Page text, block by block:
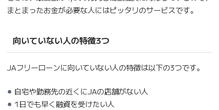
まとまったお金が必要な人にはピッタリのサービスです。
向いていない人の特徴3つ
JAフリーローンに向いていない人の特徴は以下の3つです。
自宅や勤務先の近くにJAの店舗がない人
1日でも早く融資を受けたい人